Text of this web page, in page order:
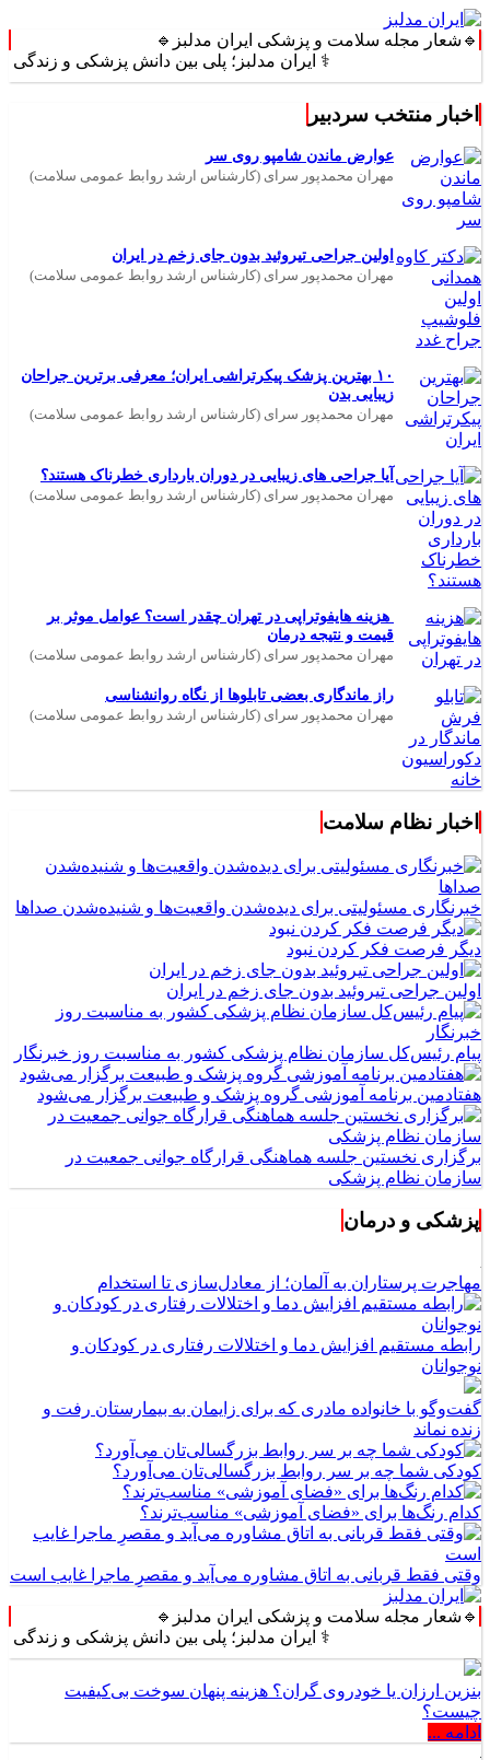
🔹شعار مجله سلامت و پزشکی ایران مدلبز🔹
⚕️ ایران مدلبز؛ پلی بین دانش پزشکی و زندگی روزمره ⚕️
اخبار منتخب سردبیر
عوارض ماندن شامپو روی سر
مهران محمدپور سرای (کارشناس ارشد روابط عمومی سلامت)
اولین جراحی تیروئید بدون جای زخم در ایران
مهران محمدپور سرای (کارشناس ارشد روابط عمومی سلامت)
۱۰ بهترین پزشک پیکرتراشی ایران؛ معرفی برترین جراحان
زیبایی بدن
مهران محمدپور سرای (کارشناس ارشد روابط عمومی سلامت)
آیا جراحی های زیبایی در دوران بارداری خطرناک هستند؟
مهران محمدپور سرای (کارشناس ارشد روابط عمومی سلامت)
هزینه هایفوتراپی در تهران چقدر است؟ عوامل موثر بر
قیمت و نتیجه درمان
مهران محمدپور سرای (کارشناس ارشد روابط عمومی سلامت)
راز ماندگاری بعضی تابلوها از نگاه روانشناسی
مهران محمدپور سرای (کارشناس ارشد روابط عمومی سلامت)
اخبار نظام سلامت
خبرنگاری مسئولیتی برای دیده‌شدن واقعیت‌ها و شنیده‌شدن صداها
دیگر فرصت فکر کردن نبود
اولین جراحی تیروئید بدون جای زخم در ایران
پیام رئیس‌کل سازمان نظام پزشکی کشور به مناسبت روز خبرنگار
هفتادمین برنامه آموزشی گروه پزشک و طبیعت برگزار می‌شود
برگزاری نخستین جلسه هماهنگی قرارگاه جوانی جمعیت در
سازمان نظام پزشکی
پزشکی و درمان
مهاجرت پرستاران به آلمان؛ از معادل‌سازی تا استخدام
رابطه مستقیم افزایش دما و اختلالات رفتاری در کودکان و
نوجوانان
گفت‌وگو با خانواده مادری که برای زایمان به بیمارستان رفت و
زنده نماند
کودکی شما چه بر سر روابط بزرگسالی‌تان می‌آورد؟
کدام رنگ‌ها برای «فضای آموزشی» مناسب‌ترند؟
وقتی فقط قربانی به اتاق مشاوره می‌آید و مقصرِ ماجرا غایب است
🔹شعار مجله سلامت و پزشکی ایران مدلبز🔹
⚕️ ایران مدلبز؛ پلی بین دانش پزشکی و زندگی روزمره ⚕️
بنزین ارزان یا خودروی گران؟ هزینه پنهان سوخت بی‌کیفیت
چیست؟
ادامه ...